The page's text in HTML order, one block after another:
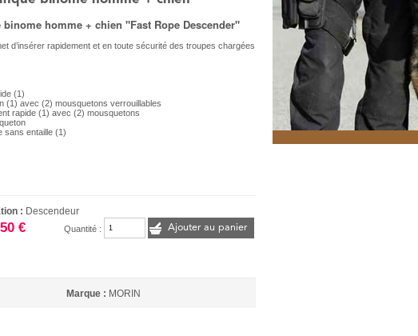
homme + chien "Fast Rope Descender"
d’insérer rapidement et en toute sécurité des troupes chargées
(1)
(1) avec (2) mousquetons verrouillables
rapide (1) avec (2) mousquetons
sans entaille (1)
: Descendeur
€ Quantité : Ajouter au panier
Marque : MORIN